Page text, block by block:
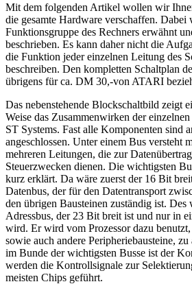
Mit dem folgenden Artikel wollen wir
die gesamte Hardware verschaffen.
Funktionsgruppe des Rechners erwähnt
beschrieben. Es kann daher nicht die
die Funktion jeder einzelnen Leitung des
beschreiben. Den kompletten Schaltplan
übrigens für ca. DM 30,-von ATARI
Das nebenstehende Blockschaltbild zeigt
Weise das Zusammenwirken der
ST Systems. Fast alle Komponenten sind
angeschlossen. Unter einem Bus versteht
mehreren Leitungen, die zur
Steuerzwecken dienen. Die wichtigsten
kurz erklärt. Da wäre zuerst der 16 Bit
Datenbus, der für den Datentransport
den übrigen Bausteinen zuständig ist. Des
Adressbus, der 23 Bit breit ist und nur in
wird. Er wird vom Prozessor dazu
sowie auch andere Peripheriebausteine,
im Bunde der wichtigsten Busse ist der
werden die Kontrollsignale zur
meisten Chips geführt.